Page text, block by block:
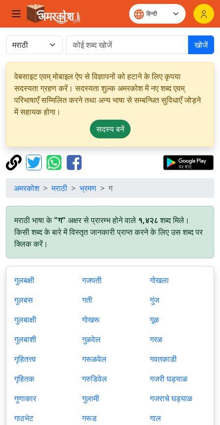
खोजें
वेबसाइट एवम् मोबाइल ऐप से विज्ञापनों को हटाने के लिए कृपया
सदस्यता ग्रहण करें। सदस्यता शुल्क अमरकोश में नए शब्द एवम्
परिभाषाएँ सम्मिलित करने तथा अन्य भाषा से सम्बन्धित सुविधाएँ जोड़ने
में सहायक होगा।
सदस्य बनें
अमरकोश मराठी भ्रमण ग
मराठी भाषा के "ग" अक्षर से प्रारम्भ होने वाले १,४२८शब्द मिले।
किसी शब्द के बारे में विस्तृत जानकारी प्राप्त करने के लिए उस शब्द पर
क्लिक करें।
गुलबक्षी
गुलबस
गुलबाक्षी
गुलबाशी
गृहितत्त्व
गृहितक
गुणाकार
गाठभेट
गजपती
गती
गोखरू
गुळवेल
गरूळवेल
गरुडिवेल
गुलामी
गरूड
गोखला
गुंज
गूळ
गरळ
गवतकाडी
गजरी घड्याळ
गजराचे घड्याळ
गाल